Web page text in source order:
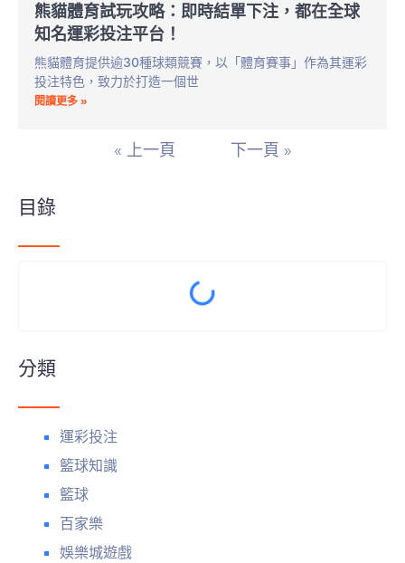
熊貓體育試玩攻略：即時結單下注，都在全球
知名運彩投注平台！
熊貓體育提供逾30種球類競賽，以「體育賽事」作為其運彩
投注特色，致力於打造一個世
閱讀更多 »
« 上一頁 下一頁 »
目錄
分類
運彩投注
籃球知識
籃球
百家樂
娛樂城遊戲